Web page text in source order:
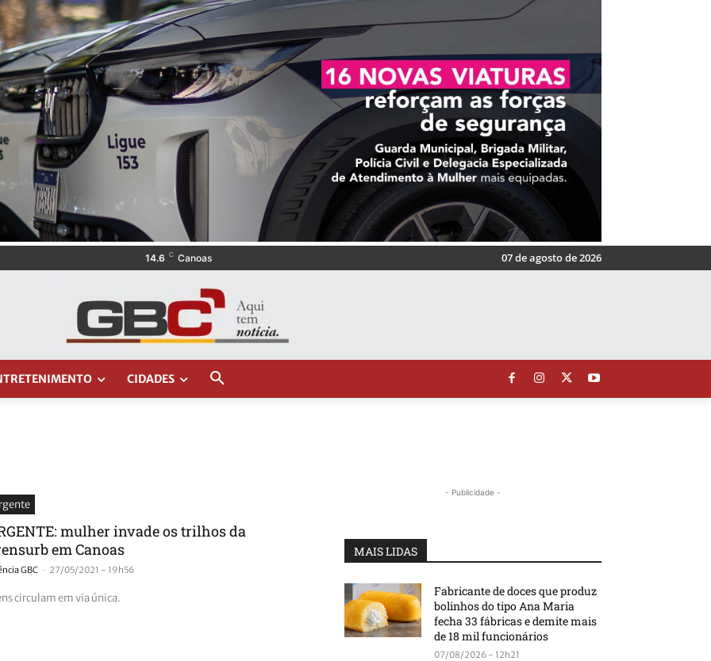
14.6 C Canoas 07 de agosto de 2026
CIDADES
mulher invade os trilhos da
em Canoas
GBC - 27/05/2021 - 19h56
circulam em via única.
- Publicidade -
MAIS LIDAS
Fabricante de doces que produz
bolinhos do tipo Ana Maria
fecha 33 fábricas e demite mais
de 18 mil funcionários
07/08/2026 - 12h21